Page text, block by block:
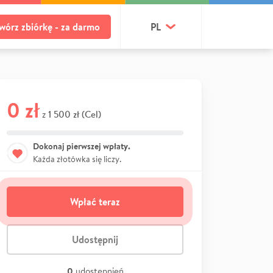
zbiórkę - za darmo PL
0 zł z 1 500 zł (Cel)
Dokonaj pierwszej wpłaty.
Każda złotówka się liczy.
Wpłać teraz
Udostępnij